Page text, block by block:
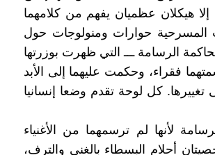
هيكلان عظميان يفهم من كلامهما
المسرحية حوارات ومنولوجات حول
الرسامة ـــ التي ظهرت بوزرتها
فقراء، وحكمت عليهما إلى الأبد
تغييرها. كل لوحة تقدم وضعا إنسانيا
لأنها لم ترسمهما من الأغنياء
أحلام البسطاء بالغنى والترف،